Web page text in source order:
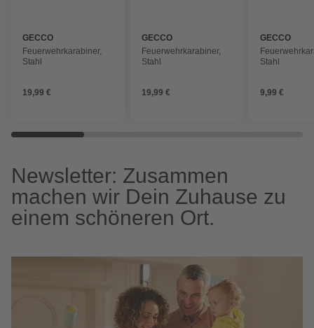
GECCO
Feuerwehrkarabiner,
Stahl
19,99 €
GECCO
Feuerwehrkarabiner,
Stahl
19,99 €
GECCO
Stahl
9,99 €
Newsletter: Zusammen
machen wir Dein Zuhause zu
einem schöneren Ort.